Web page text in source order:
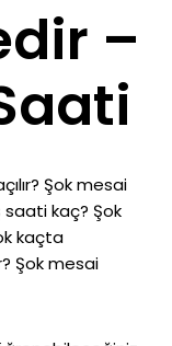
–
Şok mesai
kaç? Şok
kaçta
Şok mesai